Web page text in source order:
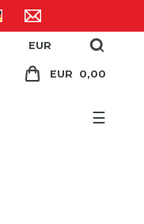
EUR
EUR 0,00
☰